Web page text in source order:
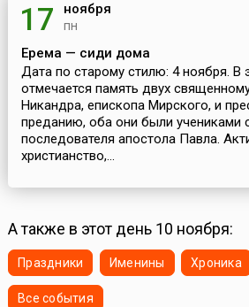
17 ноября
пн
Ерема — сиди дома
Дата по старому стилю: 4 ноября. В
отмечается память двух
Никандра, епископа Мирского, и
преданию, оба они были учениками
последователя апостола Павла.
христианство,...
А также в этот день 10 ноября:
Праздники Именины Хроника
Все события